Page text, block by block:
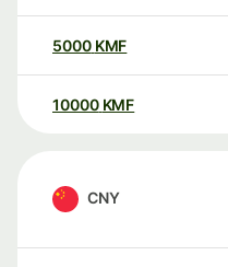
5000 KMF
10000 KMF
CNY